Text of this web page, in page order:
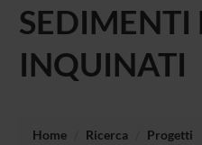
SEDIMENTI
INQUINATI
Home Ricerca
Progetti